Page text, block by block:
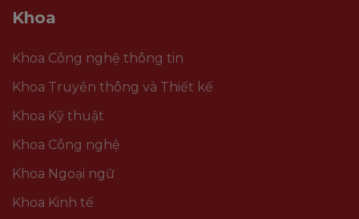
Khoa
Khoa Công nghệ thông tin
Khoa Truyền thông và Thiết kế
Khoa Kỹ thuật
Khoa Công nghệ
Khoa Ngoại ngữ
Khoa Kinh tế